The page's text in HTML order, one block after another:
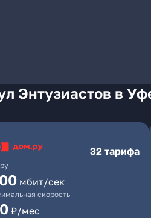
Энтузиастов в
32 тарифа
мбит/сек
скорость
₽/мес